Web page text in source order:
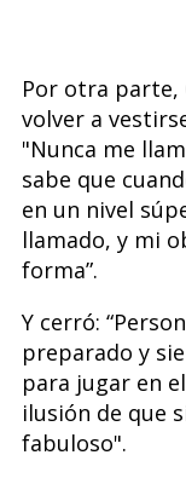
Por otra parte,
volver a
"Nunca me
sabe que
en un nivel
llamado, y mi
forma”.
Y cerró:
preparado y
para jugar en
ilusión de que
fabuloso".